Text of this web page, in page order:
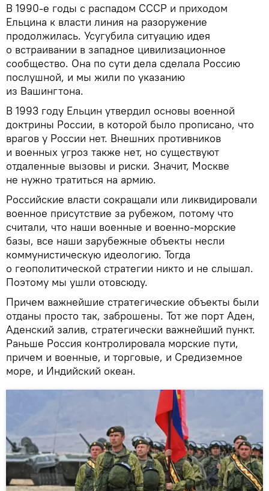
В 1990-е годы с распадом СССР и приходом
Ельцина к власти линия на разоружение
продолжилась. Усугубила ситуацию идея
о встраивании в западное цивилизационное
сообщество. Она по сути дела сделала Россию
послушной, и мы жили по указанию
из Вашингтона.
В 1993 году Ельцин утвердил основы военной
доктрины России, в которой было прописано, что
врагов у России нет. Внешних противников
и военных угроз также нет, но существуют
отдаленные вызовы и риски. Значит, Москве
не нужно тратиться на армию.
Российские власти сокращали или ликвидировали
военное присутствие за рубежом, потому что
считали, что наши военные и военно-морские
базы, все наши зарубежные объекты несли
коммунистическую идеологию. Тогда
о геополитической стратегии никто и не слышал.
Поэтому мы ушли отовсюду.
Причем важнейшие стратегические объекты были
отданы просто так, заброшены. Тот же порт Аден,
Аденский залив, стратегически важнейший пункт.
Раньше Россия контролировала морские пути,
причем и военные, и торговые, и Средиземное
море, и Индийский океан.